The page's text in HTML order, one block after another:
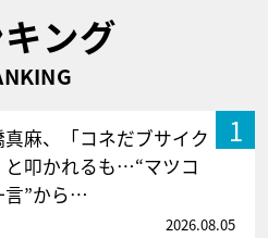
ング
1
真麻、「コネだブサイク
と叩かれるも…“マツコ
言”から…
2026.08.05